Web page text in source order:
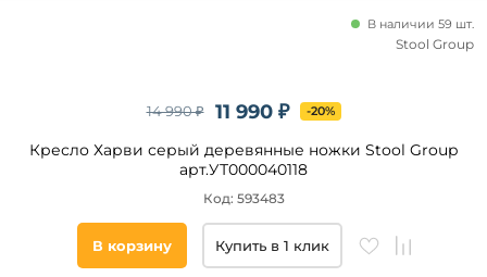
11 990 ₽
14 990 ₽ -20%
Кресло Харви серый деревянные ножки Stool Group
арт.УТ000040118
В наличии 59 шт.
Код: 593483
Stool Group
В корзину Купить в 1 клик